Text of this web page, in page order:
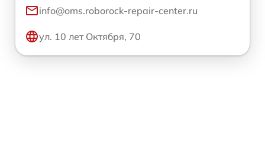
info@oms.roborock-repair-center.ru
ул. 10 лет Октября, 70